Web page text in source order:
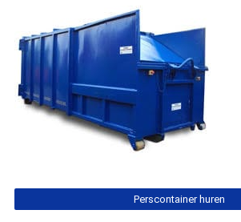
Perscontainer huren